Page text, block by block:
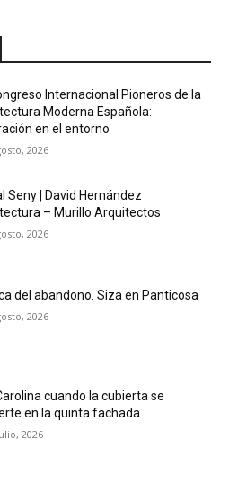
Internacional Pioneros de la
Moderna Española:
en el entorno
2026
Seny | David Hernández
– Murillo Arquitectos
2026
del abandono. Siza en Panticosa
2026
cuando la cubierta se
en la quinta fachada
2026